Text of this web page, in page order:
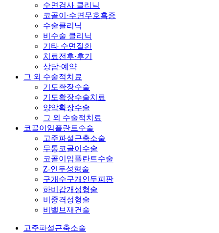
수면검사 클리닉
코골이·수면무호흡증
수술클리닉
비수술 클리닉
기타 수면질환
치료전후·후기
상담·예약
그 외 수술적치료
기도확장수술
기도확장수술치료
양악확장수술
그 외 수술적치료
코골이임플란트수술
고주파설근축소술
무통코골이수술
코골이임플란트수술
Z-인두성형술
구개수구개인두피판
하비갑개성형술
비중격성형술
비밸브재건술
고주파설근축소술